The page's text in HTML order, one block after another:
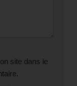
site dans le